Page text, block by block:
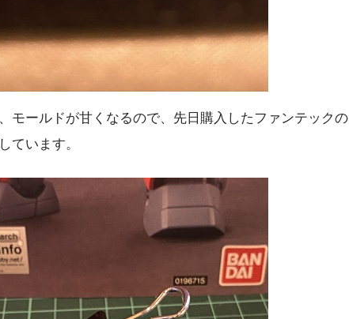
モールドが甘くなるので、先日購入したファンテックの
ています。